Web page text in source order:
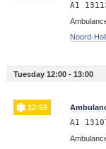
A1
Noord-
Tuesday 12:00 - 13:00
12:59
A1